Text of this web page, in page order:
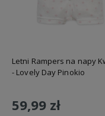
Letni Rampers na napy
- Lovely Day Pinokio
59,99 zł